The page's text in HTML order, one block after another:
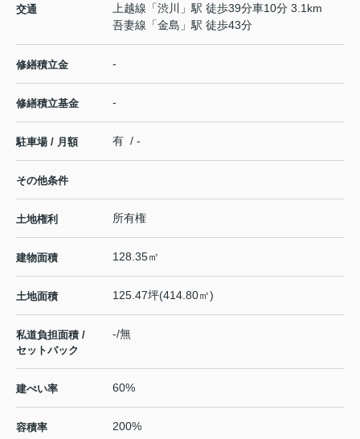
交通 上越線 「渋川
」駅 徒歩39分車10分 3.1km
吾妻線 「金島 」駅 徒歩43分
修繕積立金 -
修繕積立基金 -
駐車場 / 月額 有 / -
その他条件
土地権利 所有権
建物面積 128.35㎡
土地面積 125.47坪(414.80㎡)
私道負担面積 /
セットバック
-/無
建ぺい率 60%
容積率 200%